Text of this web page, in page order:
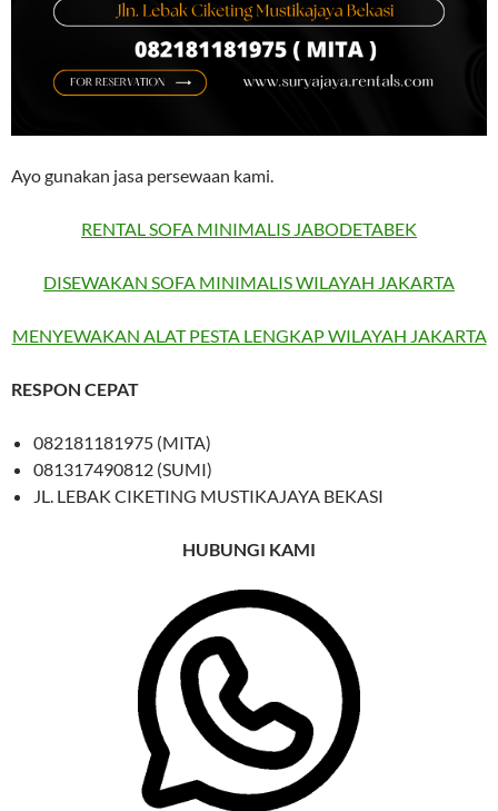
Ayo gunakan jasa persewaan kami.
RENTAL SOFA MINIMALIS JABODETABEK
DISEWAKAN SOFA MINIMALIS WILAYAH JAKARTA
MENYEWAKAN ALAT PESTA LENGKAP WILAYAH JAKARTA
RESPON CEPAT
082181181975 (MITA)
081317490812 (SUMI)
JL. LEBAK CIKETING MUSTIKAJAYA BEKASI
HUBUNGI KAMI